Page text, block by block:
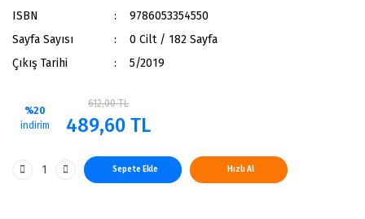
ISBN
9786053354550
Sayfa Sayısı
0 Cilt / 182 Sayfa
Çıkış Tarihi
5/2019
%20
indirim
612,00 TL
489,60 TL
Sepete Ekle Hızlı Al